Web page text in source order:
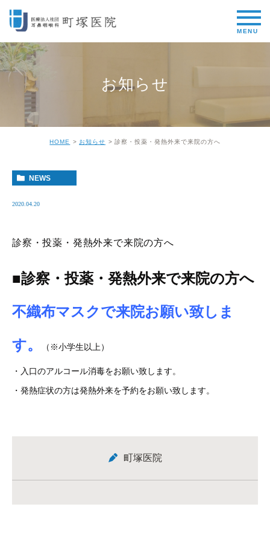
お知らせ
HOME お知らせ 診察・投薬・発熱外来で来院の方へ
NEWS
2020.04.20
診察・投薬・発熱外来で来院の方へ
■診察・投薬・発熱外来で来院の方へ
不織布マスクで来院お願い致しま
す。 （※小学生以上）
・入口のアルコール消毒をお願い致します。
・発熱症状の方は発熱外来を予約をお願い致します。
町塚医院